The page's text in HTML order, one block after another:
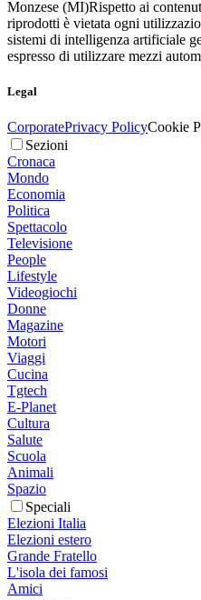
Monzese (MI)Rispetto ai
riprodotti è vietata ogni
sistemi di intelligenza artificiale
espresso di utilizzare mezzi
Legal
CorporatePrivacy PolicyCookie
Sezioni
Cronaca
Mondo
Economia
Politica
Spettacolo
Televisione
People
Lifestyle
Videogiochi
Donne
Magazine
Motori
Viaggi
Cucina
Tgtech
E-Planet
Cultura
Salute
Scuola
Animali
Spazio
Speciali
Elezioni Italia
Elezioni estero
Grande Fratello
L'isola dei famosi
Amici